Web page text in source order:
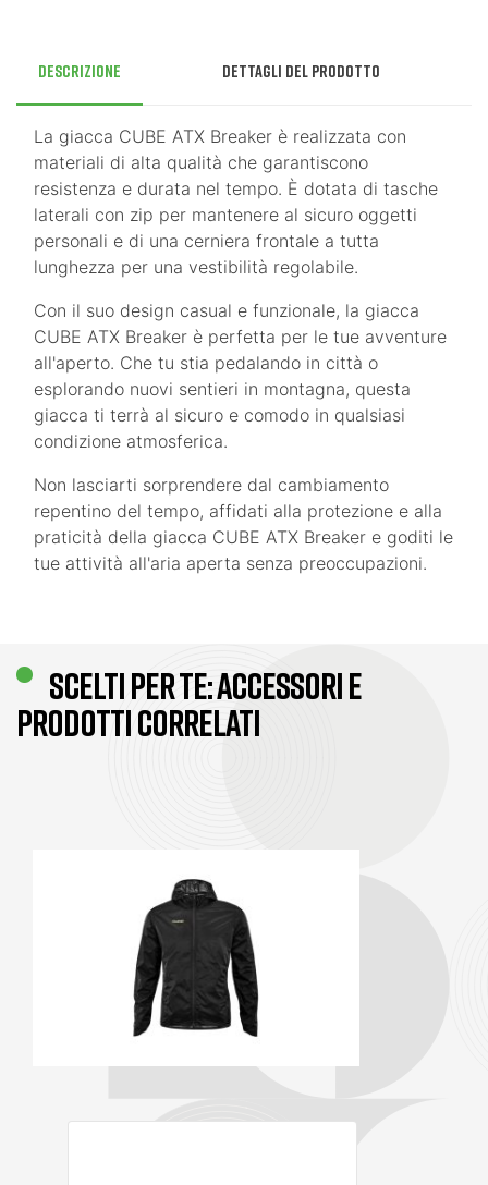
Descrizione Dettagli del prodotto
La giacca CUBE ATX Breaker è realizzata con
materiali di alta qualità che garantiscono
resistenza e durata nel tempo. È dotata di tasche
laterali con zip per mantenere al sicuro oggetti
personali e di una cerniera frontale a tutta
lunghezza per una vestibilità regolabile.
Con il suo design casual e funzionale, la giacca
CUBE ATX Breaker è perfetta per le tue avventure
all'aperto. Che tu stia pedalando in città o
esplorando nuovi sentieri in montagna, questa
giacca ti terrà al sicuro e comodo in qualsiasi
condizione atmosferica.
Non lasciarti sorprendere dal cambiamento
repentino del tempo, affidati alla protezione e alla
praticità della giacca CUBE ATX Breaker e goditi le
tue attività all'aria aperta senza preoccupazioni.
SCELTI PER TE: ACCESSORI E
PRODOTTI CORRELATI